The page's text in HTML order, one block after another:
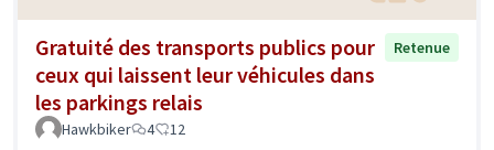
Gratuité des transports publics pour
ceux qui laissent leur véhicules dans
les parkings relais
Retenue
Hawkbiker 4 12